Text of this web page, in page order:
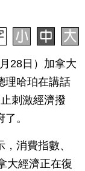
28日）加拿大
理哈珀在講話
刺激經濟撥
。
消費指數、
大經濟正在復